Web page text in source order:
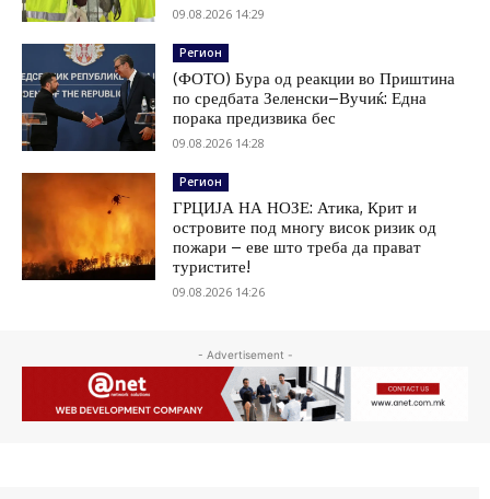
09.08.2026 14:29
Регион
(ФОТО) Бура од реакции во Приштина
по средбата Зеленски–Вучиќ: Една
порака предизвика бес
09.08.2026 14:28
Регион
ГРЦИЈА НА НОЗЕ: Атика, Крит и
островите под многу висок ризик од
пожари – еве што треба да прават
туристите!
09.08.2026 14:26
- Advertisement -